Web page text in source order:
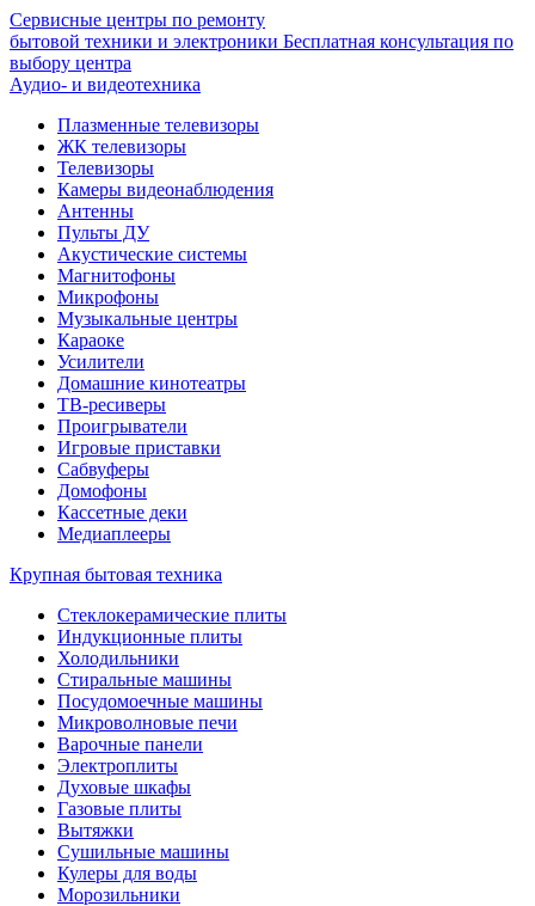
Сервисные центры по ремонту
бытовой техники и электроники Бесплатная консультация по
выбору центра
Аудио- и видеотехника
Плазменные телевизоры
ЖК телевизоры
Телевизоры
Камеры видеонаблюдения
Антенны
Пульты ДУ
Акустические системы
Магнитофоны
Микрофоны
Музыкальные центры
Караоке
Усилители
Домашние кинотеатры
ТВ-ресиверы
Проигрыватели
Игровые приставки
Сабвуферы
Домофоны
Кассетные деки
Медиаплееры
Крупная бытовая техника
Стеклокерамические плиты
Индукционные плиты
Холодильники
Стиральные машины
Посудомоечные машины
Микроволновые печи
Варочные панели
Электроплиты
Духовые шкафы
Газовые плиты
Вытяжки
Сушильные машины
Кулеры для воды
Морозильники